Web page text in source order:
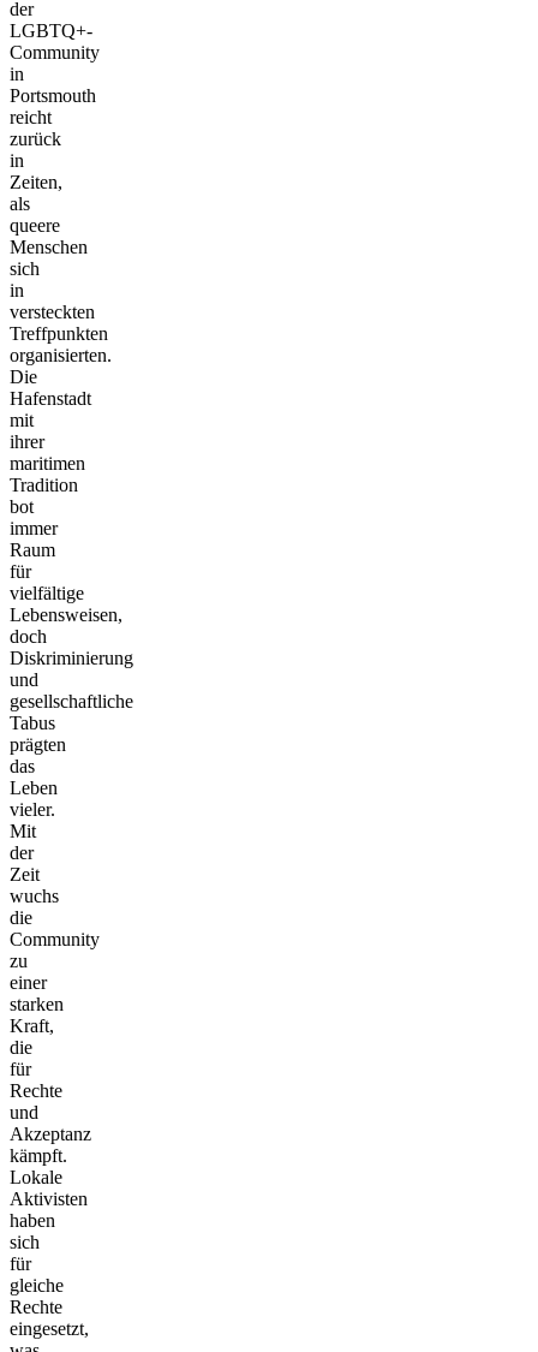
der
LGBTQ+-
Community
in
Portsmouth
reicht
zurück
in
Zeiten,
als
queere
Menschen
sich
in
versteckten
Treffpunkten
organisierten.
Die
Hafenstadt
mit
ihrer
maritimen
Tradition
bot
immer
Raum
für
vielfältige
Lebensweisen,
doch
Diskriminierung
und
gesellschaftliche
Tabus
prägten
das
Leben
vieler.
Mit
der
Zeit
wuchs
die
Community
zu
einer
starken
Kraft,
die
für
Rechte
und
Akzeptanz
kämpft.
Lokale
Aktivisten
haben
sich
für
gleiche
Rechte
eingesetzt,